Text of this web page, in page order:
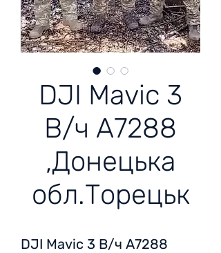
DJI Mavic 3
В/ч А7288
,Донецька
обл.Торецьк
DJI Mavic 3 В/ч А7288